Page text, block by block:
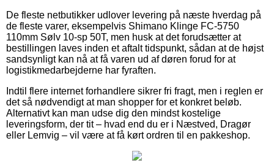
De fleste netbutikker udlover levering på næste hverdag på
de fleste varer, eksempelvis Shimano Klinge FC-5750
110mm Sølv 10-sp 50T, men husk at det forudsætter at
bestillingen laves inden et aftalt tidspunkt, sådan at de højst
sandsynligt kan nå at få varen ud af døren forud for at
logistikmedarbejderne har fyraften.
Indtil flere internet forhandlere sikrer fri fragt, men i reglen er
det så nødvendigt at man shopper for et konkret beløb.
Alternativt kan man udse dig den mindst kostelige
leveringsform, der tit – hvad end du er i Næstved, Dragør
eller Lemvig – vil være at få kørt ordren til en pakkeshop.